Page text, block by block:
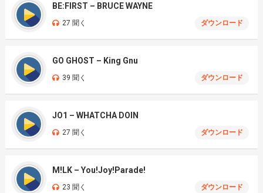
BE:FIRST – BRUCE WAYNE
27 聞く ダウンロード
GO GHOST – King Gnu
39 聞く ダウンロード
JO1 – WHATCHA DOIN
27 聞く ダウンロード
M!LK – You!Joy!Parade!
23 聞く ダウンロード